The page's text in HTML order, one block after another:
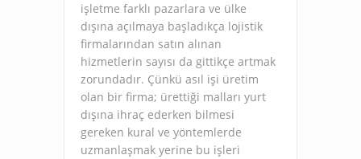
işletme farklı pazarlara ve ülke
dışına açılmaya başladıkça lojistik
firmalarından satın alınan
hizmetlerin sayısı da gittikçe artmak
zorundadır. Çünkü asıl işi üretim
olan bir firma; ürettiği malları yurt
dışına ihraç ederken bilmesi
gereken kural ve yöntemlerde
uzmanlaşmak yerine bu işleri